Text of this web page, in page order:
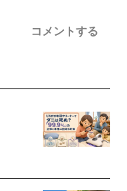
コメントする